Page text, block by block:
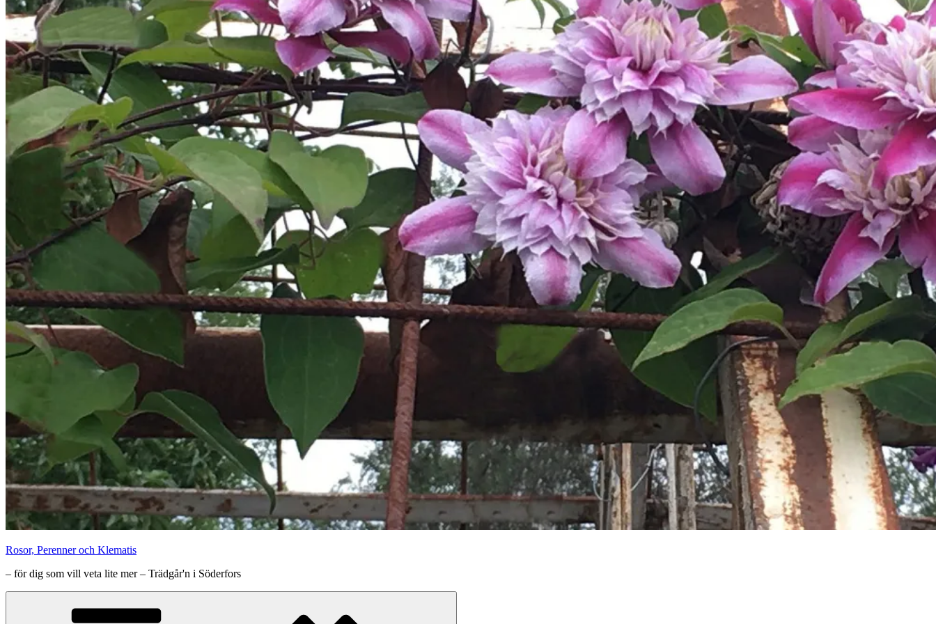
Rosor, Perenner och Klematis
– för dig som vill veta lite mer – Trädgår'n i Söderfors